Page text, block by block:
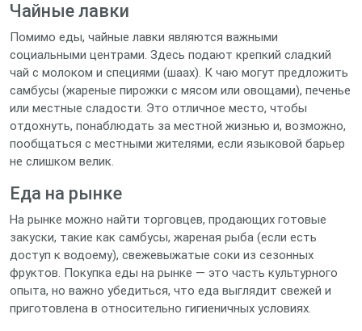
Чайные лавки
Помимо еды, чайные лавки являются важными
социальными центрами. Здесь подают крепкий сладкий
чай с молоком и специями (шаах). К чаю могут предложить
самбусы (жареные пирожки с мясом или овощами), печенье
или местные сладости. Это отличное место, чтобы
отдохнуть, понаблюдать за местной жизнью и, возможно,
пообщаться с местными жителями, если языковой барьер
не слишком велик.
Еда на рынке
На рынке можно найти торговцев, продающих готовые
закуски, такие как самбусы, жареная рыба (если есть
доступ к водоему), свежевыжатые соки из сезонных
фруктов. Покупка еды на рынке — это часть культурного
опыта, но важно убедиться, что еда выглядит свежей и
приготовлена в относительно гигиеничных условиях.